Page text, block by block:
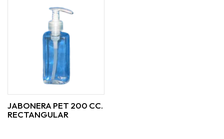
JABONERA PET 200 CC.
RECTANGULAR